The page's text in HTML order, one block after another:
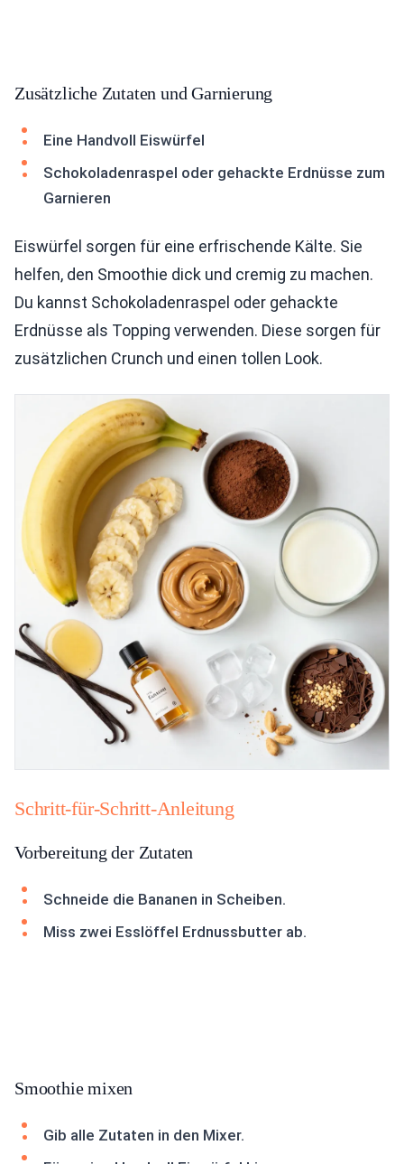
Zusätzliche Zutaten und Garnierung
Eine Handvoll Eiswürfel
Schokoladenraspel oder gehackte Erdnüsse zum
Garnieren
Eiswürfel sorgen für eine erfrischende Kälte. Sie
helfen, den Smoothie dick und cremig zu machen.
Du kannst Schokoladenraspel oder gehackte
Erdnüsse als Topping verwenden. Diese sorgen für
zusätzlichen Crunch und einen tollen Look.
Schritt-für-Schritt-Anleitung
Vorbereitung der Zutaten
Schneide die Bananen in Scheiben.
Miss zwei Esslöffel Erdnussbutter ab.
Smoothie mixen
Gib alle Zutaten in den Mixer.